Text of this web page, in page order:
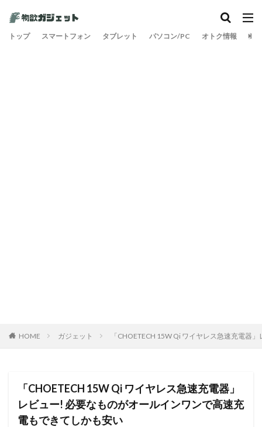
トップ スマートフォン タブレット パソコン/PC オトク情報 旅
HOME ガジェット 「CHOETECH 15W Qi ワイヤレス急速充電器
「CHOETECH 15W Qi ワイヤレス急速充電器」
レビュー! 必要なものがオールインワンで高速充
電もできてしかも安い
カテゴリー